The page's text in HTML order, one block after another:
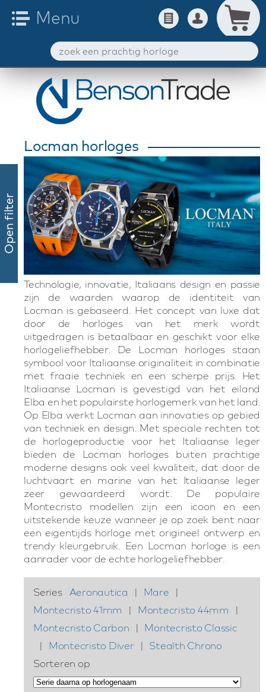
Open filter
Locman horloges
Technologie, innovatie, Italiaans design en passie
zijn de waarden waarop de identiteit van
Locman is gebaseerd. Het concept van luxe dat
door de horloges van het merk wordt
uitgedragen is betaalbaar en geschikt voor elke
horlogeliefhebber. De Locman horloges staan
symbool voor Italiaanse originaliteit in combinatie
met fraaie techniek en een scherpe prijs. Het
Italiaanse Locman is gevestigd van het eiland
Elba en het populairste horlogemerk van het land.
Op Elba werkt Locman aan innovaties op gebied
van techniek en design. Met speciale rechten tot
de horlogeproductie voor het Italiaanse leger
bieden de Locman horloges buiten prachtige
moderne designs ook veel kwaliteit, dat door de
luchtvaart en marine van het Italiaanse leger
zeer gewaardeerd wordt. De populaire
Montecristo modellen zijn een icoon en een
uitstekende keuze wanneer je op zoek bent naar
een eigentijds horloge met origineel ontwerp en
trendy kleurgebruik. Een Locman horloge is een
aanrader voor de echte horlogeliefhebber.
Series Aeronautica | Mare
|
Montecristo 41mm
| Montecristo 44mm
|
Montecristo Carbon
| Montecristo Classic
|
Montecristo Diver | Stealth Chrono
Sorteren op